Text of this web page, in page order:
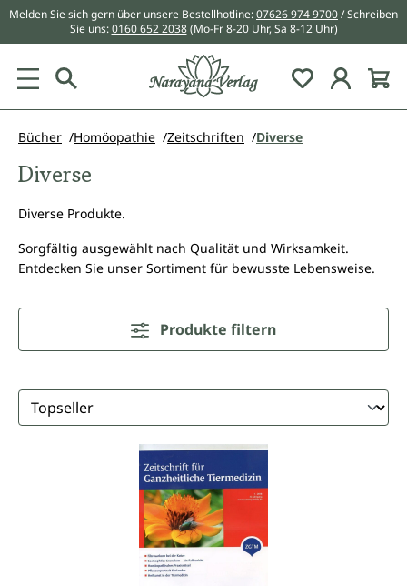
springen
Melden Sie sich gern über unsere Bestellhotline:07626 974 9700/ Schreiben
Sie uns:0160 652 2038 (Mo-Fr 8-20 Uhr, Sa 8-12 Uhr)
Du hast 0
Bücher Homöopathie Zeitschriften Diverse
Diverse
Diverse Produkte.
Sorgfältig ausgewählt nach Qualität und Wirksamkeit.
Entdecken Sie unser Sortiment für bewusste Lebensweise.
Produkte filtern